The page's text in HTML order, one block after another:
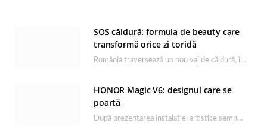
SOS căldură: formula de beauty care
transformă orice zi toridă
România traversează un nou val de căldură, iar rutina de îngrijire capătă un rol esențial…
HONOR Magic V6: designul care se
poartă
După prezentarea instalației artistice semnată de Catrinel Săbăciag în cadrul evenimentului de lansare HONOR Magic…